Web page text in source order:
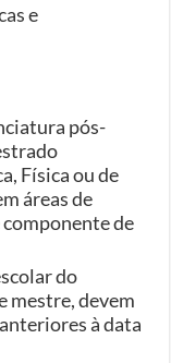
e
pós-
Física ou de
áreas de
de
do
mestre, devem
à data